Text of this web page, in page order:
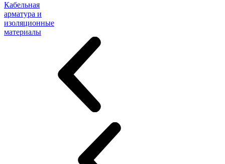
Кабельная
арматура и
изоляционные
материалы